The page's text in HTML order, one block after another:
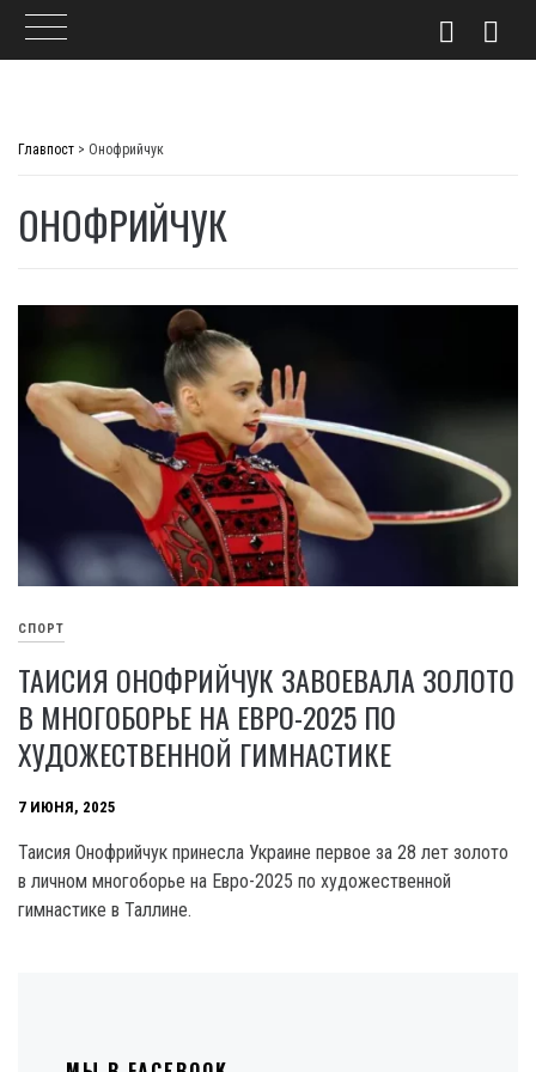
Главпост > Онофрийчук
ОНОФРИЙЧУК
СПОРТ
ТАИСИЯ ОНОФРИЙЧУК ЗАВОЕВАЛА ЗОЛОТО
В МНОГОБОРЬЕ НА ЕВРО-2025 ПО
ХУДОЖЕСТВЕННОЙ ГИМНАСТИКЕ
7 ИЮНЯ, 2025
Таисия Онофрийчук принесла Украине первое за 28 лет золото
в личном многоборье на Евро-2025 по художественной
гимнастике в Таллине.